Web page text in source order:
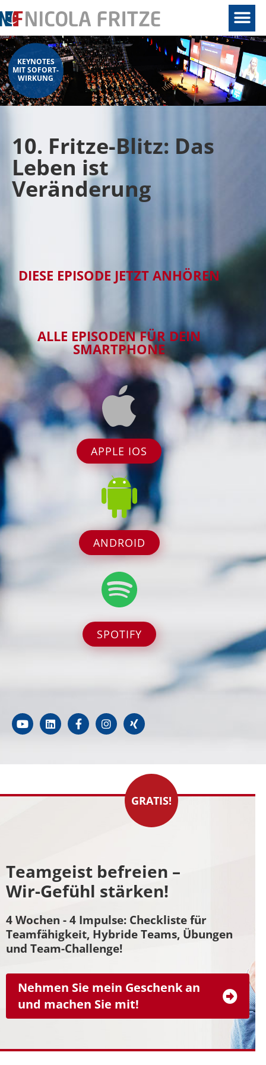
KEYNOTES
MIT SOFORT-
WIRKUNG
10. Fritze-Blitz: Das
Leben ist
Veränderung
DIESE EPISODE JETZT ANHÖREN
ALLE EPISODEN FÜR DEIN
SMARTPHONE
APPLE IOS
ANDROID
SPOTIFY
Teamgeist befreien –
Wir-Gefühl stärken!
4 Wochen - 4 Impulse: Checkliste für
Teamfähigkeit, Hybride Teams, Übungen
und Team-Challenge!
Nehmen Sie mein Geschenk an
und machen Sie mit!
GRATIS!